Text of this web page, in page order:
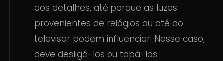
aos detalhes, até porque as luzes
provenientes de relógios ou até do
televisor podem influenciar. Nesse caso,
deve desligá-los ou tapá-los.